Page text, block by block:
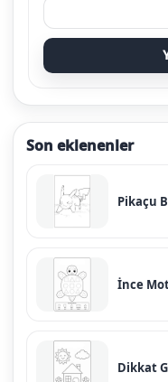
Son eklenenler
Pikaçu
İnce
Dikkat